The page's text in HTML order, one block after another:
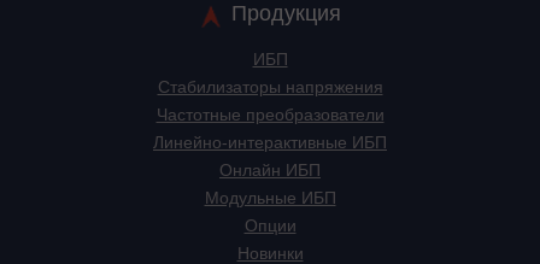
Продукция
ИБП
Стабилизаторы напряжения
Частотные преобразователи
Линейно-интерактивные ИБП
Онлайн ИБП
Модульные ИБП
Опции
Новинки